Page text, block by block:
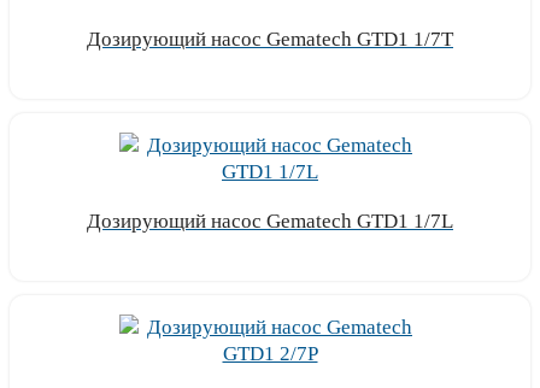
Дозирующий насос Gematech GTD1 1/7T
Дозирующий насос Gematech GTD1 1/7L